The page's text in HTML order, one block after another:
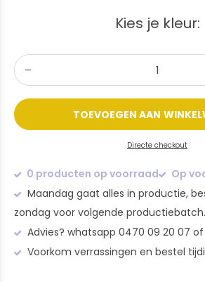
Kies je kleur:
TOEVOEGEN AAN
Directe checkout
0 producten op voorraad
Op
Maandag gaat alles in productie,
zondag voor volgende productiebatch.
Advies? whatsapp 0470 09 20 07 of
Voorkom verrassingen en bestel